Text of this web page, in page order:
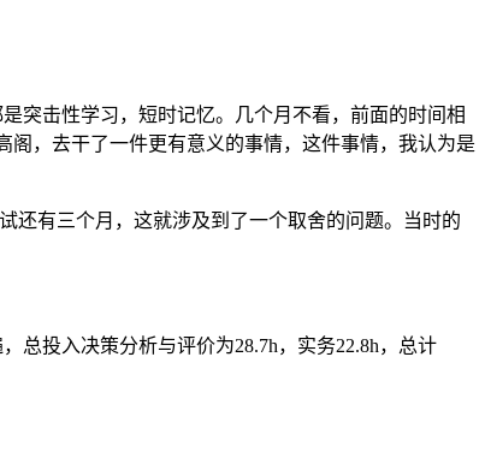
突击性学习，短时记忆。几个月不看，前面的时间相
，去干了一件更有意义的事情，这件事情，我认为是
还有三个月，这就涉及到了一个取舍的问题。当时的
总投入决策分析与评价为28.7h，实务22.8h，总计